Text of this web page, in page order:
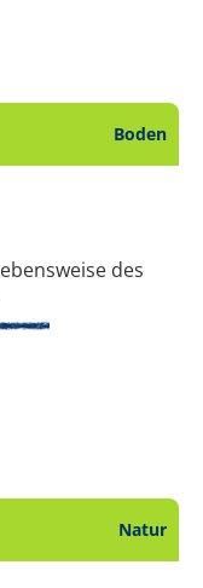
Boden
zum Thema
des
Natur